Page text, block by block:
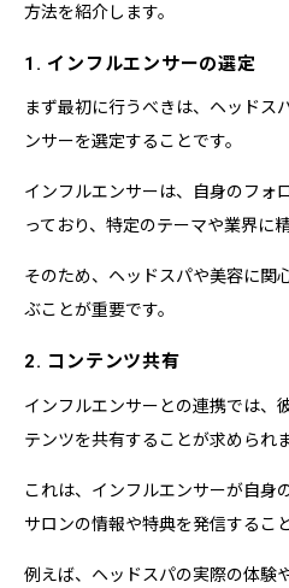
方法を紹介します。
1. インフルエンサーの選定
まず最初に行うべきは、ヘッドス
ンサーを選定することです。
インフルエンサーは、自身のフォ
っており、特定のテーマや業界に
そのため、ヘッドスパや美容に関
ぶことが重要です。
2. コンテンツ共有
インフルエンサーとの連携では、
テンツを共有することが求められま
これは、インフルエンサーが自身
サロンの情報や特典を発信するこ
例えば、ヘッドスパの実際の体験